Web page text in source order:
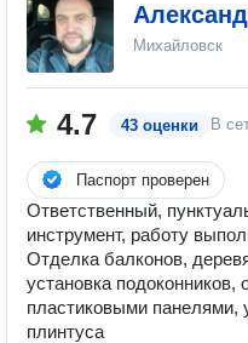
Михайловск
4.7 43 оценки В
Паспорт проверен
Ответственный,
инструмент, работу
Отделка балконов,
установка
пластиковыми панелями,
плинтуса